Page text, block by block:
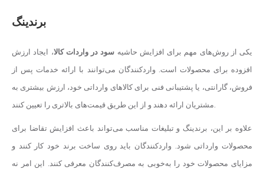
برندینگ
یکی از روش‌های مهم برای افزایش حاشیه سود در واردات کالا، ایجاد ارزش
افزوده برای محصولات است. واردکنندگان می‌توانند با ارائه خدمات پس از
فروش، گارانتی، یا پشتیبانی فنی برای کالاهای وارداتی خود، ارزش بیشتری به
علاوه بر این، برندینگ و تبلیغات مناسب می‌تواند باعث افزایش تقاضا برای
محصولات وارداتی شود. واردکنندگان باید روی ساخت برند خود کار کنند و
مزایای محصولات خود را به‌خوبی به مصرف‌کنندگان معرفی کنند. این امر نه